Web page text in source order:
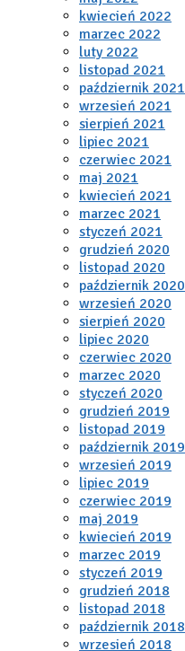
kwiecień 2022
marzec 2022
luty 2022
listopad 2021
październik 2021
wrzesień 2021
sierpień 2021
lipiec 2021
czerwiec 2021
maj 2021
kwiecień 2021
marzec 2021
styczeń 2021
grudzień 2020
listopad 2020
październik 2020
wrzesień 2020
sierpień 2020
lipiec 2020
czerwiec 2020
marzec 2020
styczeń 2020
grudzień 2019
listopad 2019
październik 2019
wrzesień 2019
lipiec 2019
czerwiec 2019
maj 2019
kwiecień 2019
marzec 2019
styczeń 2019
grudzień 2018
listopad 2018
październik 2018
wrzesień 2018